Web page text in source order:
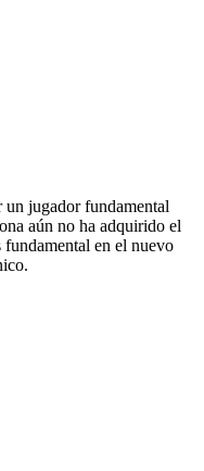
un jugador fundamental
aún no ha adquirido el
fundamental en el nuevo